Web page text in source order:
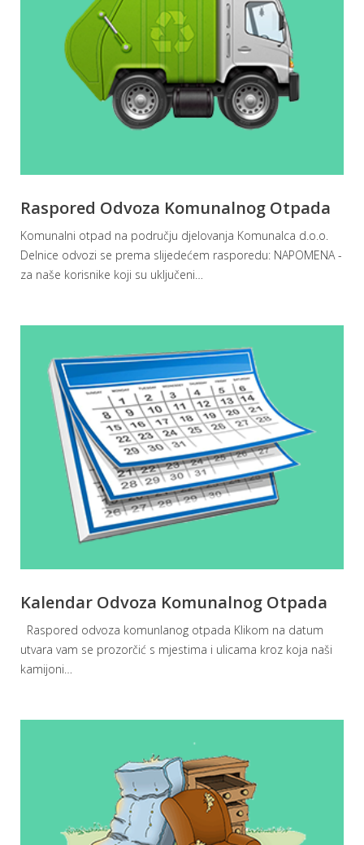
Raspored Odvoza Komunalnog Otpada
Komunalni otpad na području djelovanja Komunalca d.o.o.
Delnice odvozi se prema slijedećem rasporedu: NAPOMENA -
za naše korisnike koji su uključeni…
Kalendar Odvoza Komunalnog Otpada
Raspored odvoza komunlanog otpada Klikom na datum
utvara vam se prozorčić s mjestima i ulicama kroz koja naši
kamijoni…